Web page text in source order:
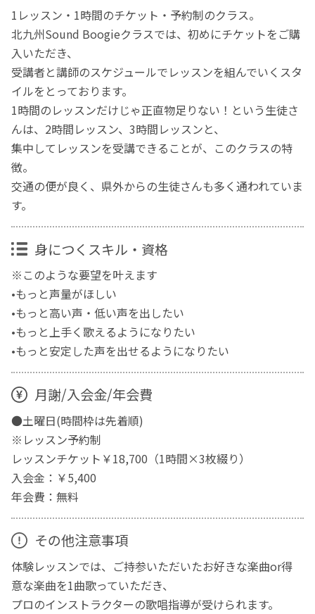
1レッスン・1時間のチケット・予約制のクラス。
北九州Sound Boogieクラスでは、初めにチケットをご購
入いただき、
受講者と講師のスケジュールでレッスンを組んでいくスタ
イルをとっております。
1時間のレッスンだけじゃ正直物足りない！という生徒さ
んは、2時間レッスン、3時間レッスンと、
集中してレッスンを受講できることが、このクラスの特
徴。
交通の便が良く、県外からの生徒さんも多く通われていま
す。
身につくスキル・資格
※このような要望を叶えます
•もっと声量がほしい
•もっと高い声・低い声を出したい
•もっと上手く歌えるようになりたい
•もっと安定した声を出せるようになりたい
月謝/入会金/年会費
●土曜日(時間枠は先着順)
※レッスン予約制
レッスンチケット￥18,700（1時間×3枚綴り）
入会金：￥5,400
年会費：無料
その他注意事項
体験レッスンでは、ご持参いただいたお好きな楽曲or得
意な楽曲を1曲歌っていただき、
プロのインストラクターの歌唱指導が受けられます。